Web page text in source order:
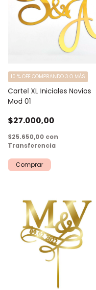
Cartel XL Iniciales Novios
Mod 01
$27.000,00
10 % OFF COMPRANDO 3 O MÁS
$25.650,00 con
Transferencia
Comprar